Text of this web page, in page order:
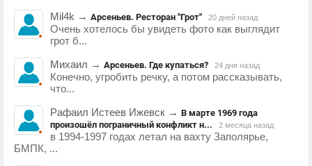
Mil4k → Арсеньев. Ресторан "Грот" 20 дней назад
Очень хотелось бы увидеть фото как выглядит
грот б...
Михаил → Арсеньев. Где купаться? 24 дня назад
Конечно, угробить речку, а потом рассказывать,
что...
Рафаил Истеев Ижевск → В марте 1969 года
произошёл пограничный конфликт н...
2 месяца назад
в 1994-1997 годах летал на вахту Заполярье,
БМПК, ...